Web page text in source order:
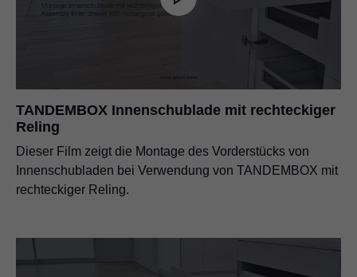
TANDEMBOX Innenschublade mit rechteckiger
Reling
Dieser Film zeigt die Montage des Vorderstücks von
Innenschubladen bei Verwendung von TANDEMBOX mit
rechteckiger Reling.